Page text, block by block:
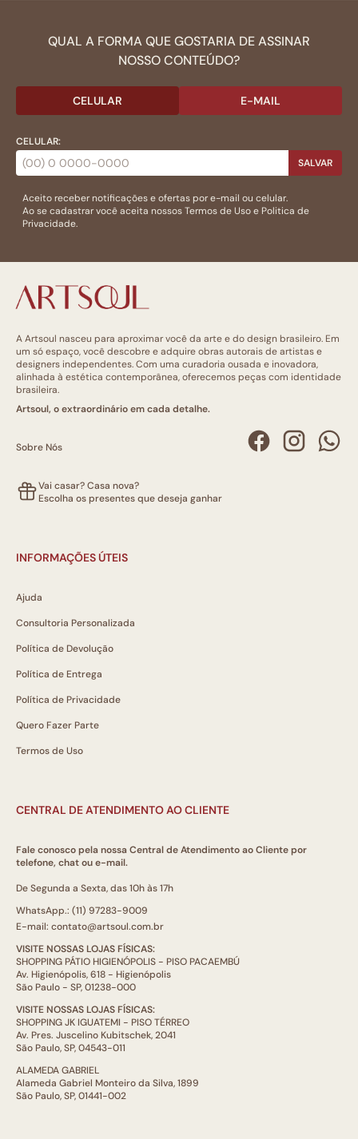
QUAL A FORMA QUE GOSTARIA DE ASSINAR
NOSSO CONTEÚDO?
CELULAR E-MAIL
CELULAR:
SALVAR
Aceito receber notificações e ofertas por e-mail ou celular.
Ao se cadastrar você aceita nossosTermos de Usoe Politica de
Privacidade.
A Artsoul nasceu para aproximar você da arte e do design brasileiro. Em
um só espaço, você descobre e adquire obras autorais de artistas e
designers independentes. Com uma curadoria ousada e inovadora,
alinhada à estética contemporânea, oferecemos peças com identidade
brasileira.
Artsoul, o extraordinário em cada detalhe.
Sobre Nós
Vai casar? Casa nova?
Escolha os presentes que deseja ganhar
INFORMAÇÕES ÚTEIS
Ajuda
Consultoria Personalizada
Política de Devolução
Política de Entrega
Política de Privacidade
Quero Fazer Parte
Termos de Uso
CENTRAL DE ATENDIMENTO AO CLIENTE
Fale conosco pela nossa Central de Atendimento ao Cliente por
telefone, chat ou e-mail.
De Segunda a Sexta, das 10h às 17h
WhatsApp.: (11) 97283-9009
E-mail: contato@artsoul.com.br
VISITE NOSSAS LOJAS FÍSICAS:
SHOPPING PÁTIO HIGIENÓPOLIS - PISO PACAEMBÚ
Av. Higienópolis, 618 - Higienópolis
São Paulo - SP, 01238-000
VISITE NOSSAS LOJAS FÍSICAS:
SHOPPING JK IGUATEMI - PISO TÉRREO
Av. Pres. Juscelino Kubitschek, 2041
São Paulo, SP, 04543-011
ALAMEDA GABRIEL
Alameda Gabriel Monteiro da Silva, 1899
São Paulo, SP, 01441-002